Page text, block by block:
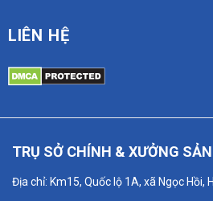
LIÊN HỆ
TRỤ SỞ CHÍNH & XƯỞNG
Địa chỉ: Km15, Quốc lộ 1A, xã Ngọc Hồi,